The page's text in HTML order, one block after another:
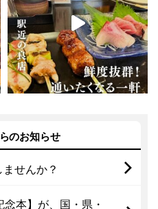
のお知らせ
せんか？
念本】が、国・県・